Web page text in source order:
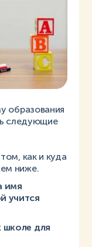
образования
следующие
как и куда
ниже.
имя
учится
школе для